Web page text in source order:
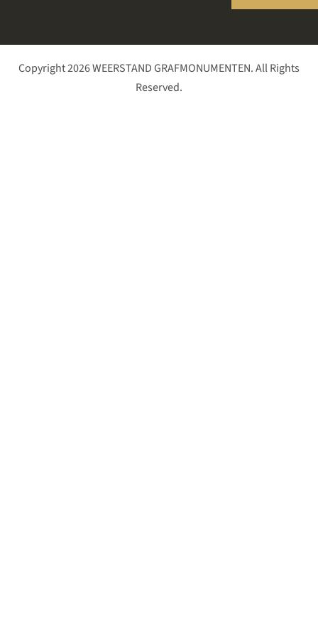
Copyright 2026 WEERSTAND GRAFMONUMENTEN. All Rights
Reserved.